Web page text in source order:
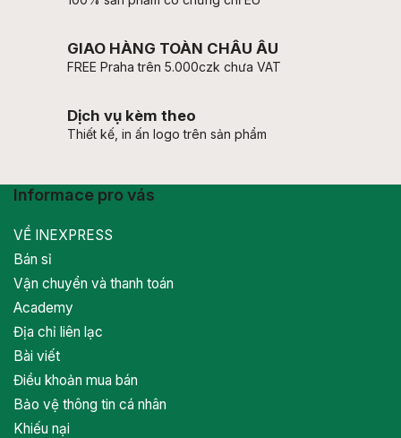
GIAO HÀNG TOÀN CHÂU ÂU
FREE Praha trên 5.000czk chưa VAT
Dịch vụ kèm theo
Thiết kế, in ấn logo trên sản phẩm
Informace pro vás
VỀ INEXPRESS
Bán sỉ
Vận chuyển và thanh toán
Academy
Địa chỉ liên lạc
Bài viết
Điều khoản mua bán
Bảo vệ thông tin cá nhân
Khiếu nại